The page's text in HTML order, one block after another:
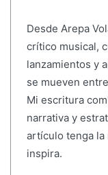
Desde Arepa
crítico musical,
lanzamientos y
se mueven
Mi escritura
narrativa y
artículo tenga la
inspira.